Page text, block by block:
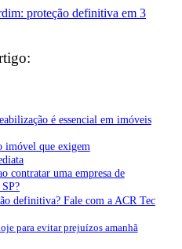
proteção definitiva em 3
é essencial em imóveis
imóvel que exigem
contratar uma empresa de
definitiva? Fale com a ACR Tec
para evitar prejuízos amanhã